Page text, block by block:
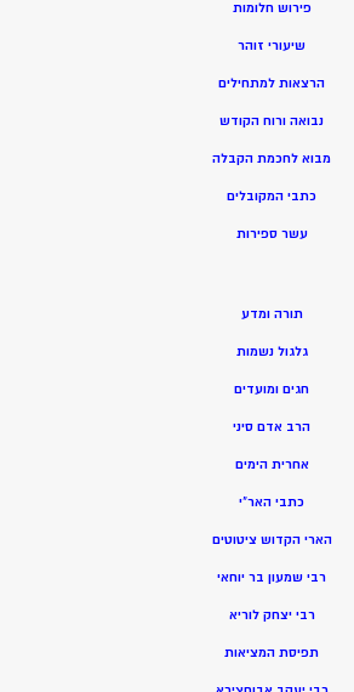
פירוש חלומות
שיעורי זוהר
הרצאות למתחילים
נבואה ורוח הקודש
מבוא לחכמת הקבלה
כתבי המקובלים
עשר ספירות
תורה ומדע
גלגול נשמות
חגים ומועדים
הרב אדם סיני
אחרית הימים
כתבי האר”י
הארי הקדוש ציטוטים
רבי שמעון בר יוחאי
רבי יצחק לוריא
תפיסת המציאות